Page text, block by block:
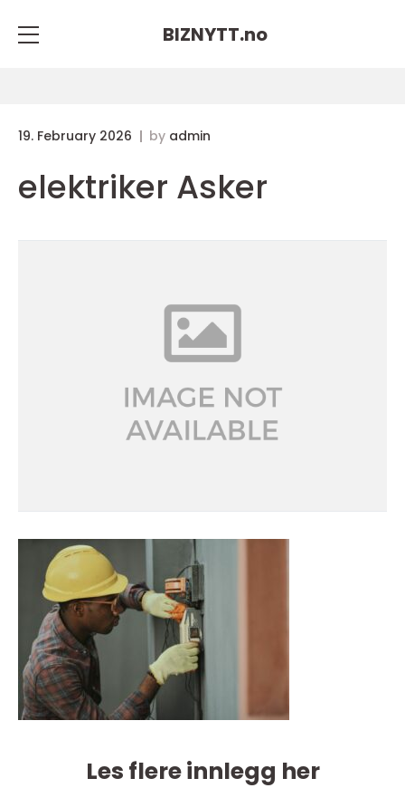
BIZNYTT.no
19. February 2026 by admin
elektriker Asker
Les flere innlegg her